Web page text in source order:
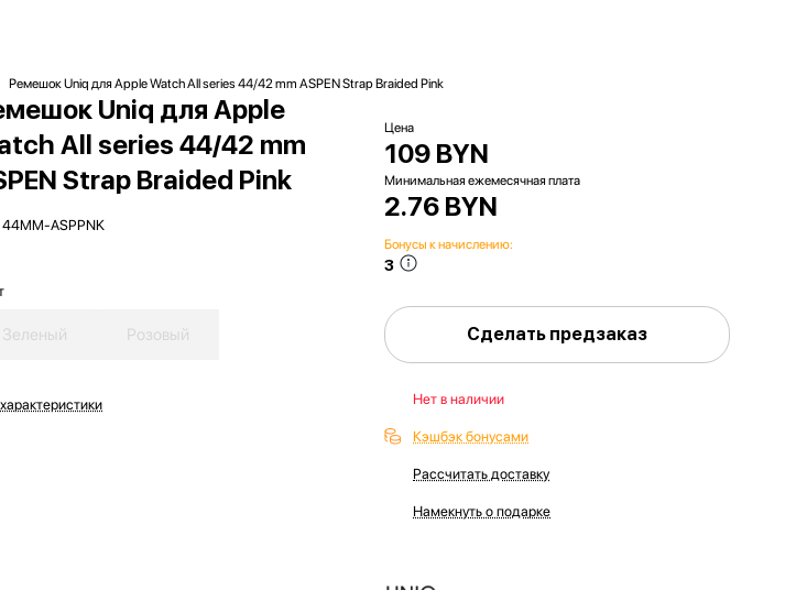
Ремешок Uniq для Apple Watch All series 44/42 mm ASPEN Strap Braided Pink
Uniq для Apple
All series 44/42 mm
Strap Braided Pink
44MM-ASPPNK
Зеленый Розовый
Цена
109 BYN
Минимальная ежемесячная плата
2.76 BYN
Бонусы к начислению:
3
Сделать предзаказ
Нет в наличии
Кэшбэк бонусами
Рассчитать доставку
Намекнуть о подарке